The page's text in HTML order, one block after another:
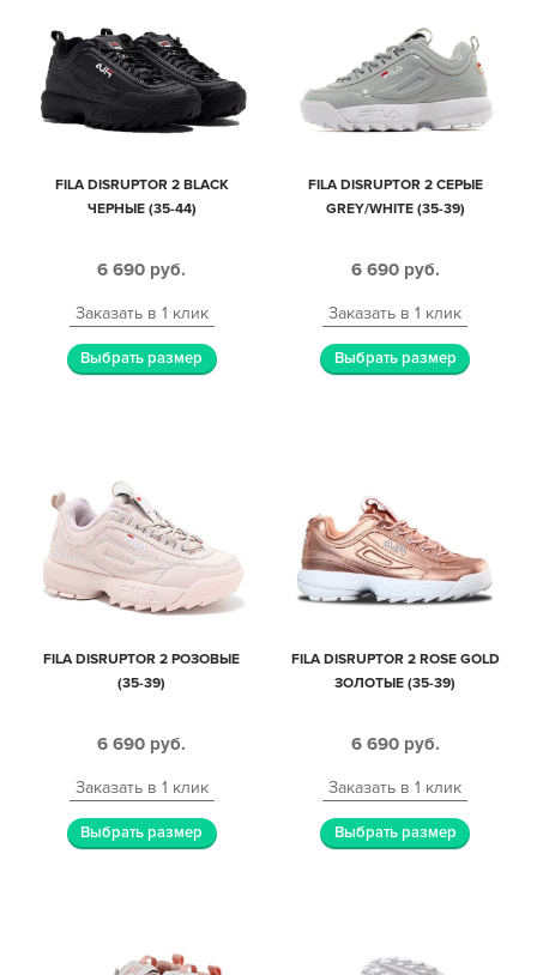
FILA DISRUPTOR 2 BLACK
ЧЕРНЫЕ (35-44)
6 690 руб.
Заказать в 1 клик
Выбрать размер
FILA DISRUPTOR 2 СЕРЫЕ
GREY/WHITE (35-39)
6 690 руб.
Заказать в 1 клик
Выбрать размер
FILA DISRUPTOR 2 РОЗОВЫЕ
(35-39)
6 690 руб.
Заказать в 1 клик
Выбрать размер
FILA DISRUPTOR 2 ROSE GOLD
ЗОЛОТЫЕ (35-39)
6 690 руб.
Заказать в 1 клик
Выбрать размер